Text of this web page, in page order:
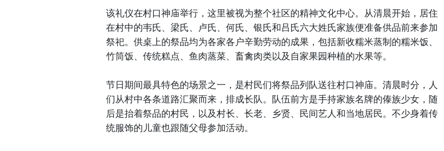
该礼仪在村口神庙举行，这里被视为整个社区的精神文化中心。从清晨开始，居住
在村中的韦氏、梁氏、卢氏、何氏、银氏和吕氏六大姓氏家族便准备供品前来参加
祭祀。供桌上的祭品均为各家各户辛勤劳动的成果，包括新收糯米蒸制的糯米饭、
竹筒饭、传统糕点、鱼肉蒸菜、畜禽肉类以及自家果园种植的水果等。
节日期间最具特色的场景之一，是村民们将祭品列队送往村口神庙。清晨时分，人
们从村中各条道路汇聚而来，排成长队。队伍前方是手持家族名牌的傣族少女，随
后是抬着祭品的村民，以及村长、长老、乡贤、民间艺人和当地居民。不少身着传
统服饰的儿童也跟随父母参加活动。